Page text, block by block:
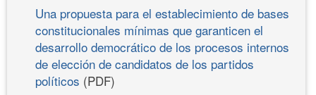
Una propuesta para el establecimiento de bases
constitucionales mínimas que garanticen el
desarrollo democrático de los procesos internos
de elección de candidatos de los partidos
políticos (PDF)